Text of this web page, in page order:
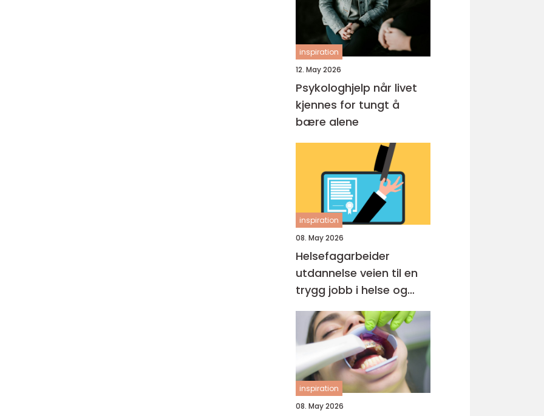
inspiration
12. May 2026
Psykologhjelp når livet
kjennes for tungt å
bære alene
inspiration
08. May 2026
Helsefagarbeider
utdannelse veien til en
trygg jobb i helse og
omsorg
inspiration
08. May 2026